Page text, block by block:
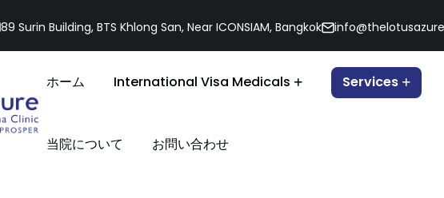
89 Surin Building, BTS Khlong San, Near ICONSIAM, Bangkok
ホーム International Visa Medicals Services
当院について お問い合わせ